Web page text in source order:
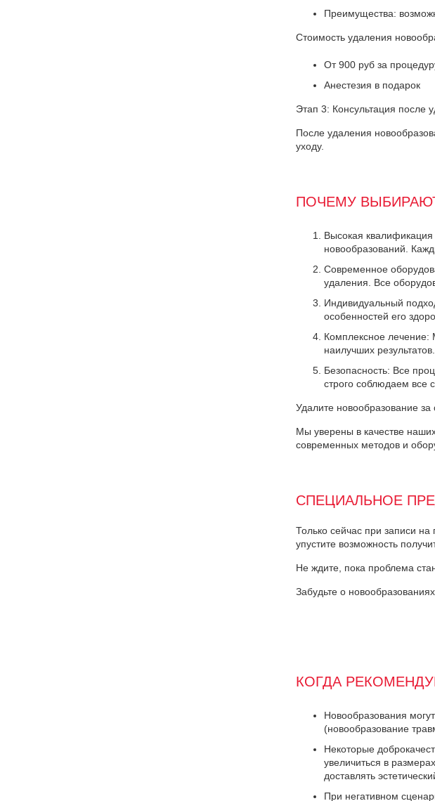
Преимущества:
Стоимость удаления
От 900 руб за
Анестезия в подарок
Этап 3: Консультация после
После удаления
уходу.
ПОЧЕМУ
Высокая
новообразований.
Современное
удаления. Все
Индивидуальный
особенностей его
Комплексное лечение:
наилучших результатов.
Безопасность: Все
строго соблюдаем все
Удалите новообразование
Мы уверены в качестве
современных методов и
СПЕЦИАЛЬНОЕ
Только сейчас при записи
упустите возможность
Не ждите, пока проблема
Забудьте о
КОГДА
Новообразования
(новообразование
Некоторые
увеличиться в
доставлять
При негативном